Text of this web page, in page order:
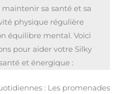
maintenir sa santé et sa
physique régulière
équilibre mental. Voici
pour aider votre Silky
et énergique :
: Les promenades